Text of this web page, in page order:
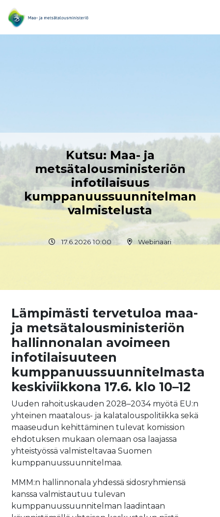
Kutsu: Maa- ja
metsätalousministeriön
infotilaisuus
kumppanuussuunnitelman
valmistelusta
17.6.2026 10:00 Webinaari
Lämpimästi tervetuloa maa-
ja metsätalousministeriön
hallinnonalan avoimeen
infotilaisuuteen
kumppanuussuunnitelmasta
keskiviikkona 17.6. klo 10–12
Uuden rahoituskauden 2028–2034 myötä EU:n
yhteinen maatalous- ja kalatalouspolitiikka sekä
maaseudun kehittäminen tulevat komission
ehdotuksen mukaan olemaan osa laajassa
yhteistyössä valmisteltavaa Suomen
kumppanuussuunnitelmaa.
MMM:n hallinnonala yhdessä sidosryhmiensä
kanssa valmistautuu tulevan
kumppanuussuunnitelman laadintaan